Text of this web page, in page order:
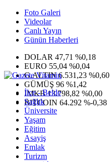
Foto Galeri
Videolar
Canlı Yayın
Günün Haberleri
DOLAR 47,71 %0,18
EURO 55,04 %0,04
G.ALTIN6.531,23 %0,60
GÜMÜŞ 96 %1,42
IMKB13.798,82 %0,00
BITCOIN 64.292 %-0,38
İlçe - Belde
Sağlık
Üniversite
Yaşam
Eğitim
Asayiş
Emlak
Turizm